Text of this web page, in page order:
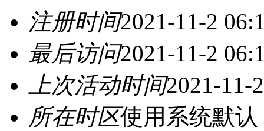
注册时间2021-11-2
最后访问2021-11-2
上次活动时间2021-11-
所在时区使用系统默认